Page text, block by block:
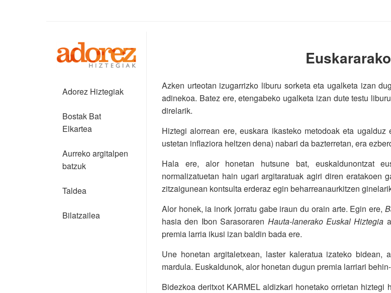
Adorez Hiztegiak
Bostak Bat
Elkartea
Aurreko argitalpen
batzuk
Taldea
Bilatzailea
Azken urteotan izugarrizko liburu sorketa eta ugalketa izan
adinekoa. Batez ere, etengabeko ugalketa izan dute testu
direlarik.
Hiztegi alorrean ere, euskara ikasteko metodoak eta
ustetan inflaziora heltzen dena) nabari da bazterretan, era
Hala ere, alor honetan hutsune bat, euskaldunontzat
normalizatuetan hain ugari argitaratuak agiri diren eratakoen
zitzaigunean kontsulta erderaz egin beharreanaurkitzen
Alor honek, ia inork jorratu gabe iraun du orain arte. Egin ere,
hasia den Ibon Sarasoraren Hauta-lanerako Euskal Hiztegia
premia larria ikusi izan baldin bada ere.
Une honetan argitaletxean, laster kaleratua izateko
mardula. Euskaldunok, alor honetan dugun premia larriari
Bidezkoa deritxot KARMEL aldizkari honetako orrietan